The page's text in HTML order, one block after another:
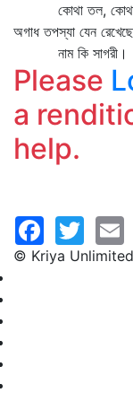
কোথা তল, কোথা
অগাধ তপস্যা যেন
নাম কি সাগরী।
Please
a
help.
© Kriya